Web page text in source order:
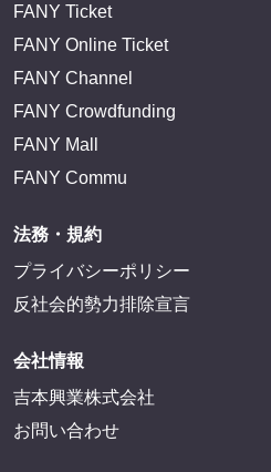
FANY Ticket
FANY Online Ticket
FANY Channel
FANY Crowdfunding
FANY Mall
FANY Commu
法務・規約
プライバシーポリシー
反社会的勢力排除宣言
会社情報
吉本興業株式会社
お問い合わせ